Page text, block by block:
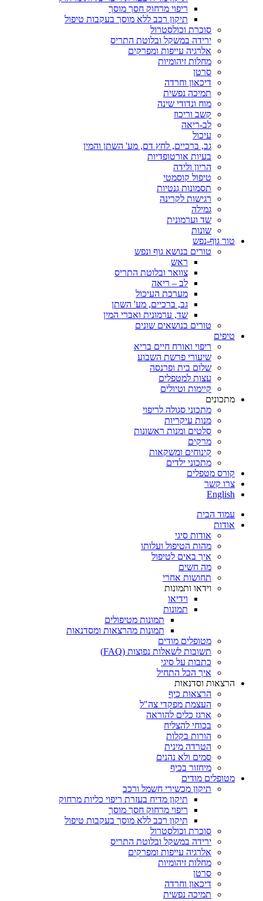
ריפוי מרחוק חסך מוסך
תיקון רכב ללא מוסך בעקבות טיפול
סוכרת וכולסטרול
ירידה במשקל ובלוטת התריס
אלרגיה עייפות ומפרקים
מחלות זיהומיות
סרטן
דיכאון וחרדה
תמיכה נפשית
מוח ונדודי שינה
קשב וריכוז
לב-ריאה
עיכול
גב, ברכיים, לחץ דם, מע' השתן והמין
בעיות אורטופדיות
הריון ולידה
טיפול קוסמטי
תסמונות גנטיות
רגישות לקרינה
גמילה
שד וערמונית
שונות
טור גוף-נפש
טורים בנושא גוף ונפש
ראש
צוואר ובלוטת התריס
לב – ריאה
מערכת העיכול
גב, ברכיים, מע' השתן
שד, ערמונית ואברי המין
טורים בנושאים שונים
טיפים
ריפוי ואורח חיים בריא
שיעורי פרשת השבוע
שלום בית ופרנסה
עצות למטפלים
קיימות וטיולים
מתכונים
מתכוני סגולה לריפוי
מנות עיקריות
סלטים ומנות ראשונות
מרקים
קינוחים ומשקאות
מתכוני ילדים
קורס מטפלים
צרו קשר
English
עמוד הבית
אודות
אודות סיגי
מהות הטיפול ועלותו
איך באים לטיפול
מה חשים
תחושות אחרי
וידאו ותמונות
וידיאו
תמונות
תמונות מטיפולים
תמונות מהרצאות ומסדנאות
מטופלים מודים
תשובות לשאלות נפוצות (FAQ)
כתבות על סיגי
איך הכל התחיל
הרצאות וסדנאות
הרצאות כיף
העצמת מפקדי צה"ל
ארגז כלים להוראה
בכוחי להצליח
הורות בקלות
הטרדה מינית
סמים ולא נהנים
מיחזור בכיף
מטופלים מודים
תיקון מכשירי חשמל ורכב
תיקון מדיח בעזרת ריפוי כליות מרחוק
ריפוי מרחוק חסך מוסך
תיקון רכב ללא מוסך בעקבות טיפול
סוכרת וכולסטרול
ירידה במשקל ובלוטת התריס
אלרגיה עייפות ומפרקים
מחלות זיהומיות
סרטן
דיכאון וחרדה
תמיכה נפשית